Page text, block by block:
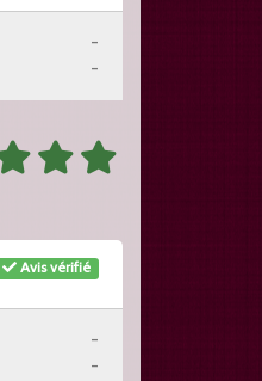
-
-
Avis vérifié
-
-